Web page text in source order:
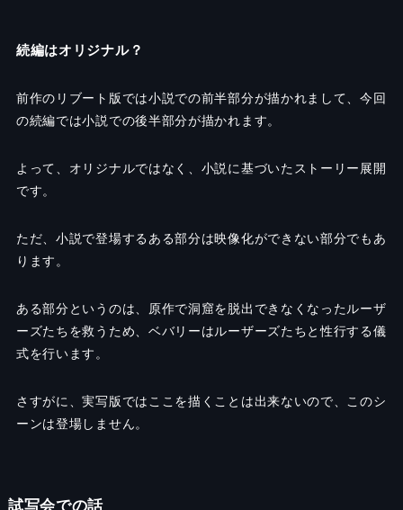
続編はオリジナル？
前作のリブート版では小説での前半部分が描かれまして、今回
の続編では小説での後半部分が描かれます。
よって、オリジナルではなく、小説に基づいたストーリー展開
です。
ただ、小説で登場するある部分は映像化ができない部分でもあ
ります。
ある部分というのは、原作で洞窟を脱出できなくなったルーザ
ーズたちを救うため、ベバリーはルーザーズたちと性行する儀
式を行います。
さすがに、実写版ではここを描くことは出来ないので、このシ
ーンは登場しません。
試写会での話